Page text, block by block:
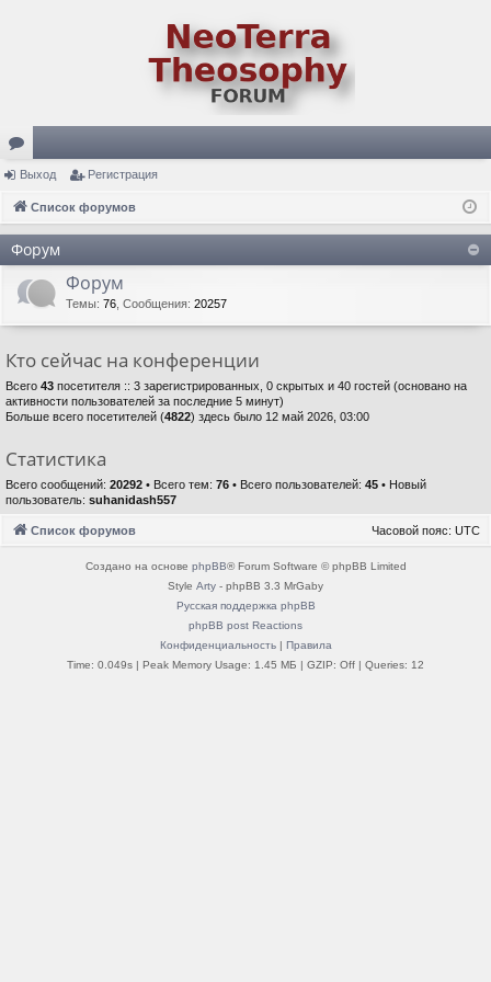
ор
ум
ы
Выход Регистрация
Список форумов
Форум
Форум
Темы: 76 Сообщения: 20257
Кто сейчас на конференции
Всего 43 посетителя :: 3 зарегистрированных, 0 скрытых и 40 гостей (основано на
активности пользователей за последние 5 минут)
Больше всего посетителей (4822) здесь было 12 май 2026, 03:00
Статистика
Всего сообщений: 20292 • Всего тем: 76 • Всего пользователей: 45 • Новый
пользователь: suhanidash557
Список форумов Часовой пояс: UTC
Создано на основе phpBB® Forum Software © phpBB Limited
Style Arty - phpBB 3.3 MrGaby
Русская поддержка phpBB
phpBB post Reactions
Конфиденциальность| Правила
Time: 0.049s | Peak Memory Usage: 1.45 МБ | GZIP: Off | Queries: 12